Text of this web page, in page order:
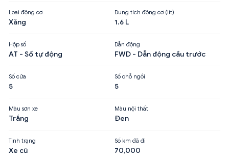
Loại động cơ
Xăng
Dung tích động cơ (lít)
1.6 L
Hộp số
AT - Số tự động
Dẫn động
FWD - Dẫn động cầu trước
Số cửa
5
Số chỗ ngồi
5
Màu sơn xe
Trắng
Màu nội thất
Đen
Tình trạng
Xe cũ
Số km đã đi
70,000